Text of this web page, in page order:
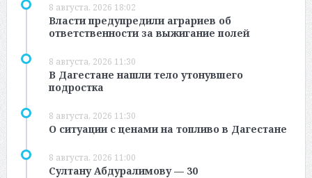
8 августа, 2026 18:02
Власти предупредили аграриев об
ответственности за выжигание полей
8 августа, 2026 11:30
В Дагестане нашли тело утонувшего
подростка
8 августа, 2026 11:30
О ситуации с ценами на топливо в Дагестане
8 августа, 2026 11:00
Султану Абдуралимову — 30